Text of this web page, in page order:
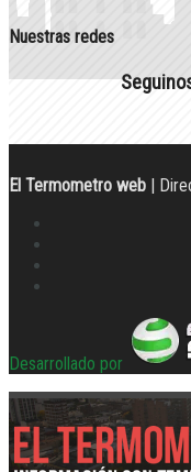
Nuestras redes
El Termometro web |
Desarrollado por